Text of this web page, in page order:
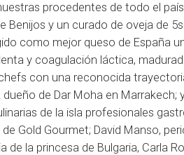
procedentes de todo el
Benijos y un curado de oveja de
como mejor queso de España
y coagulación láctica,
con una reconocida
de Dar Moha en Marrakech;
de la isla profesionales
Gold Gourmet; David Manso,
la princesa de Bulgaria, Carla